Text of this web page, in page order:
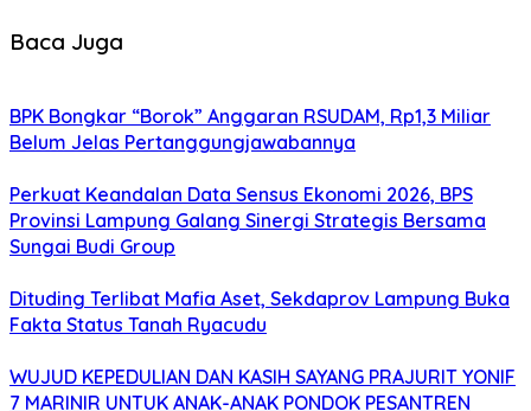
Baca Juga
BPK Bongkar “Borok” Anggaran RSUDAM, Rp1,3 Miliar
Belum Jelas Pertanggungjawabannya
Perkuat Keandalan Data Sensus Ekonomi 2026, BPS
Provinsi Lampung Galang Sinergi Strategis Bersama
Sungai Budi Group
Dituding Terlibat Mafia Aset, Sekdaprov Lampung Buka
Fakta Status Tanah Ryacudu
WUJUD KEPEDULIAN DAN KASIH SAYANG PRAJURIT YONIF
7 MARINIR UNTUK ANAK-ANAK PONDOK PESANTREN